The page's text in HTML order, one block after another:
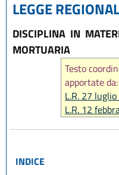
LEGGE
DISCIPLINA IN
MORTUARIA
Testo
apportate da:
L.R. 27
L.R. 12
INDICE